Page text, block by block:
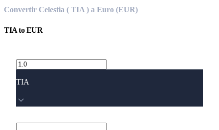
Convertir Celestia ( TIA ) a Euro (EUR)
TIAtoEUR
TIA